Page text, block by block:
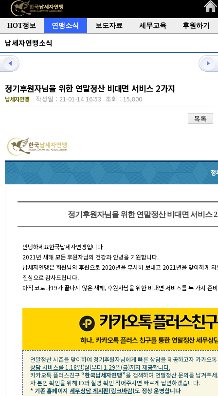
HOT정보 연맹소식 보도자료 세무교육 후원하기
납세자연맹소식
정기후원자님을 위한 연말정산 비대면 서비스 2가지
납세자연맹 작성일 : 21-01-14 16:53 조회 : 15,800
목록
정기후원자님을 위한 연말정산 비대면 서비스
안녕하세요한국납세자연맹입니다
2021년 새해 모든 후원자님의 건강과 안녕을 기원합니다.
납세자연맹은 회원님의 후원으로 2020년을 무사히 보내고 2021년을 맞이하게 되
진심으로 감사드립니다.
아직 코로나19가 끝나지 않은 새해, 후원자님을 위한 비대면 서비스를 두 가지 준
하나. 카카오톡 플러스 친구를 통한 연말정산 세무상
연말정산 시즌을 맞이하여 정기후원자님에게 빠른 상담을 제공하고자 카카오
상담 서비스를 1.18일(월)부터 1.29일(금)까지 제공합니다.
카카오톡 플러스친구“한국납세자연맹”을 검색하여 연말정산 문의를 남겨주
자 본인 확인을 위해 ID와 실명 확인 적어주시면 빠르게 답변하겠습니다.
* 기존 홈페이지 세무상담 게시판(링크바람)도 정상 운영합니다